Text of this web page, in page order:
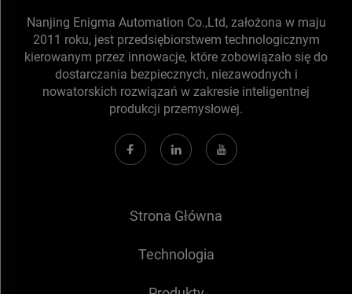
Nanjing Enigma Automation Co.,Ltd, założona w maju
2011 roku, jest przedsiębiorstwem technologicznym
kierowanym przez innowacje, które zobowiązało się do
dostarczania bezpiecznych, niezawodnych i
nowatorskich rozwiązań w zakresie inteligentnej
produkcji przemysłowej.
Strona Główna
Technologia